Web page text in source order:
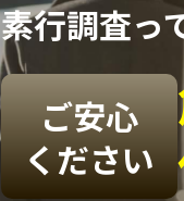
素行調査っ
ご安心
ください